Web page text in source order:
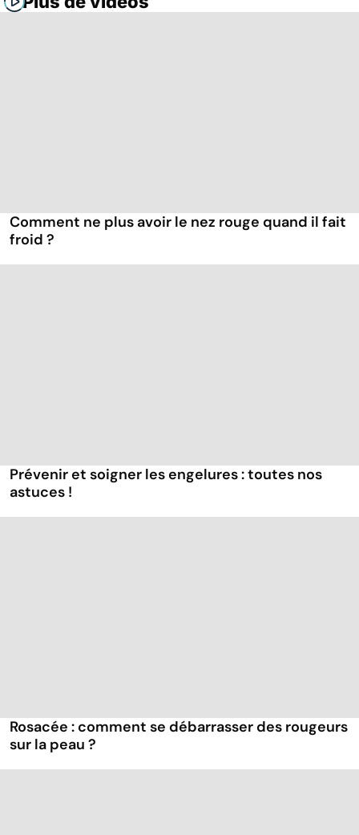
Comment ne plus avoir le nez rouge quand il fait
froid ?
Prévenir et soigner les engelures : toutes nos
astuces !
Rosacée : comment se débarrasser des rougeurs
sur la peau ?